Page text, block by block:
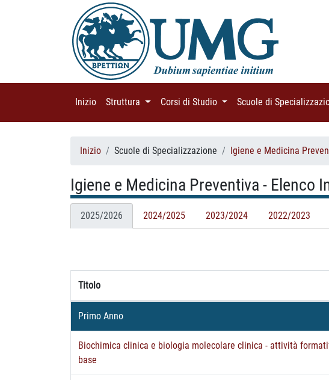
Inizio (current)
Struttura (current)Corsi di Studio (current)Scuole di
Inizio Scuole di Specializzazione Igiene e Medicina
Igiene e Medicina Preventiva - Elenco
2025/2026 2024/2025 2023/2024 2022/2023
Titolo
Primo Anno
Biochimica clinica e biologia molecolare clinica - attività
base